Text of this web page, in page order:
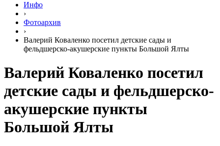
Инфо
›
Фотоархив
›
Валерий Коваленко посетил детские сады и
фельдшерско-акушерские пункты Большой Ялты
Валерий Коваленко посетил
детские сады и фельдшерско-
акушерские пункты
Большой Ялты